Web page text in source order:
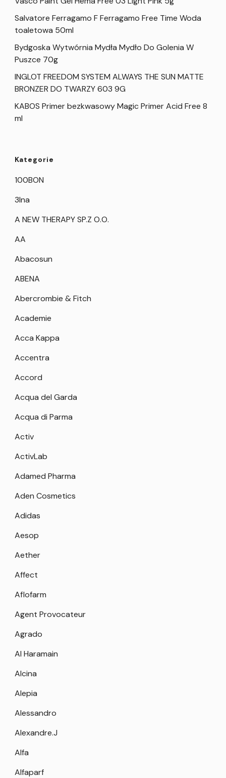
Salvatore Ferragamo F Ferragamo Free Time Woda
toaletowa 50ml
Bydgoska Wytwórnia Mydła Mydło Do Golenia W
Puszce 70g
INGLOT FREEDOM SYSTEM ALWAYS THE SUN MATTE
BRONZER DO TWARZY 603 9G
KABOS Primer bezkwasowy Magic Primer Acid Free 8
ml
Kategorie
100BON
3Ina
A NEW THERAPY SP.Z O.O.
AA
Abacosun
ABENA
Abercrombie & Fitch
Academie
Acca Kappa
Accentra
Accord
Acqua del Garda
Acqua di Parma
Activ
ActivLab
Adamed Pharma
Aden Cosmetics
Adidas
Aesop
Aether
Affect
Aflofarm
Agent Provocateur
Agrado
Al Haramain
Alcina
Alepia
Alessandro
Alexandre.J
Alfa
Alfaparf